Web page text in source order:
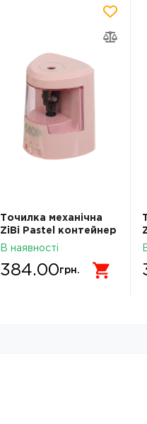
Точилка механічна
ZiBi Pastel контейнер
рожевий ZB.5515-10
В наявності
384.00грн.